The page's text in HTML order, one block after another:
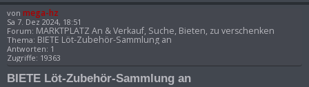
von mega-hz
Sa 7. Dez 2024, 18:51
Forum: MARKTPLATZ An & Verkauf, Suche, Bieten, zu verschenken
Thema: BIETE Löt-Zubehör-Sammlung an
Antworten: 1
Zugriffe: 19363
BIETE Löt-Zubehör-Sammlung an